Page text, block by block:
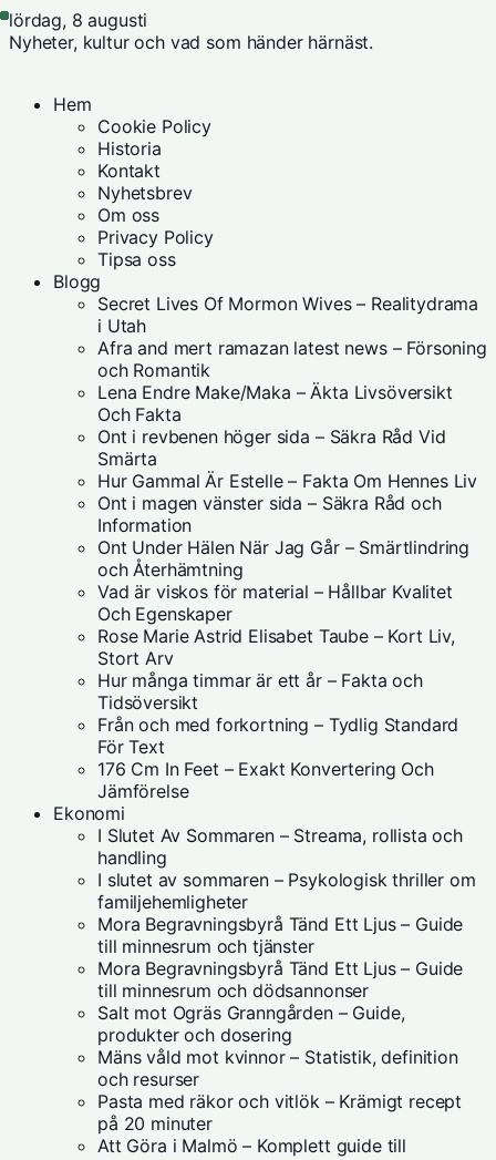
lördag, 8 augusti
Nyheter, kultur och vad som händer härnäst.
Hem
Cookie Policy
Historia
Kontakt
Nyhetsbrev
Om oss
Privacy Policy
Tipsa oss
Blogg
Secret Lives Of Mormon Wives – Realitydrama
i Utah
Afra and mert ramazan latest news – Försoning
och Romantik
Lena Endre Make/Maka – Äkta Livsöversikt
Och Fakta
Ont i revbenen höger sida – Säkra Råd Vid
Smärta
Hur Gammal Är Estelle – Fakta Om Hennes Liv
Ont i magen vänster sida – Säkra Råd och
Information
Ont Under Hälen När Jag Går – Smärtlindring
och Återhämtning
Vad är viskos för material – Hållbar Kvalitet
Och Egenskaper
Rose Marie Astrid Elisabet Taube – Kort Liv,
Stort Arv
Hur många timmar är ett år – Fakta och
Tidsöversikt
Från och med forkortning – Tydlig Standard
För Text
176 Cm In Feet – Exakt Konvertering Och
Jämförelse
Ekonomi
I Slutet Av Sommaren – Streama, rollista och
handling
I slutet av sommaren – Psykologisk thriller om
familjehemligheter
Mora Begravningsbyrå Tänd Ett Ljus – Guide
till minnesrum och tjänster
Mora Begravningsbyrå Tänd Ett Ljus – Guide
till minnesrum och dödsannonser
Salt mot Ogräs Granngården – Guide,
produkter och dosering
Mäns våld mot kvinnor – Statistik, definition
och resurser
Pasta med räkor och vitlök – Krämigt recept
på 20 minuter
Att Göra i Malmö – Komplett guide till